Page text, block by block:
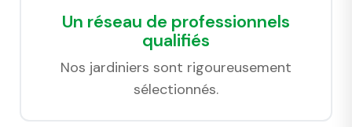
Un réseau de professionnels
qualifiés
Nos jardiniers sont rigoureusement
sélectionnés.